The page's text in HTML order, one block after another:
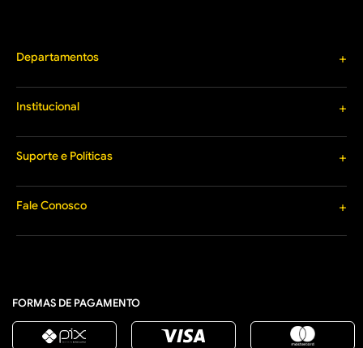
Departamentos +
Louças e Metais
Materiais Hidráulicos
Ferramentas
Institucional +
Termos de Uso
Trabalhe Conosco
Segurança e Privacidade
Suporte e Políticas +
Formas de Pagamento
Política Comercial de
Retire na Loja
Fale Conosco +
FORMAS DE PAGAMENTO